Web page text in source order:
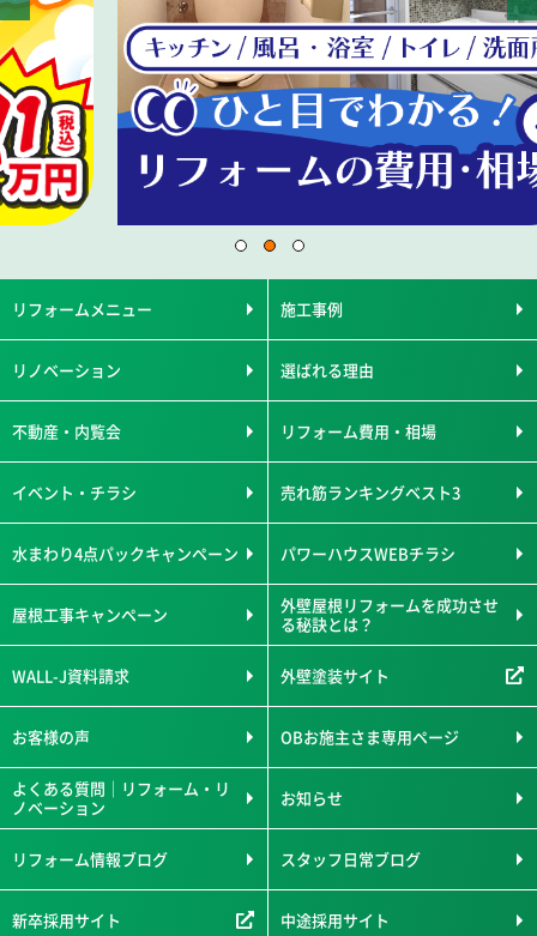
リフォームメニュー 施工事例
リノベーション 選ばれる理由
不動産・内覧会 リフォーム費用・相場
イベント・チラシ 売れ筋ランキングベスト3
水まわり4点パックキャンペーン パワーハウスWEBチラシ
屋根工事キャンペーン
外壁屋根リフォームを成功させ
る秘訣とは？
WALL-J資料請求 外壁塗装サイト
お客様の声 OBお施主さま専用ページ
よくある質問｜リフォーム・リ
ノベーション
お知らせ
リフォーム情報ブログ スタッフ日常ブログ
新卒採用サイト 中途採用サイト